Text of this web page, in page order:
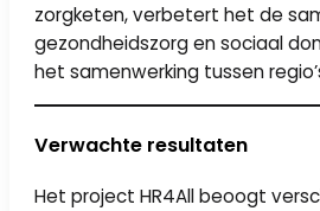
zorgketen, verbetert het de
gezondheidszorg en sociaal
het samenwerking tussen
Verwachte resultaten
Het project HR4All beoogt